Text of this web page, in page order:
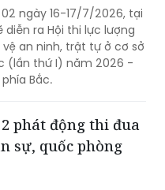
ngày 16-17/7/2026, tại
diễn ra Hội thi lực lượng
an ninh, trật tự ở cơ sở
(lần thứ I) năm 2026 -
Bắc.
phát động thi đua
sự, quốc phòng